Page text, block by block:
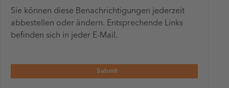
Sie können diese Benachrichtigungen jederzeit
abbestellen oder ändern. Entsprechende Links
befinden sich in jeder E-Mail.